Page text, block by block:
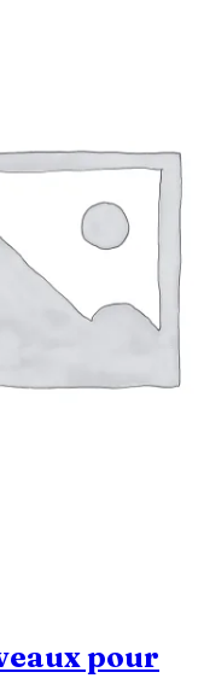
pour